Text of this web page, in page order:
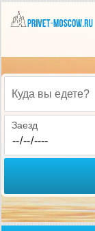
Куда вы едете?
Заезд